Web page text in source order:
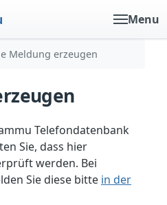
Menu
Meldung erzeugen
Telefondatenbank
Sie, dass hier
werden. Bei
Sie diese bitte in der